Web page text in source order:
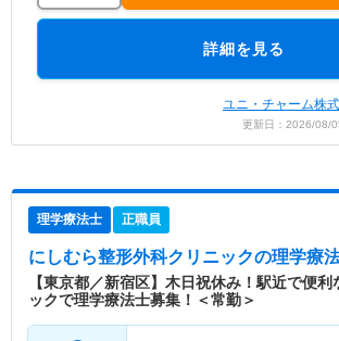
詳細を見る
ユニ・チャーム株
更新日：2026/
理学療法士 正職員
にしむら整形外科クリニックの理学療
【東京都／新宿区】木日祝休み！駅近で便
ックで理学療法士募集！＜常勤＞